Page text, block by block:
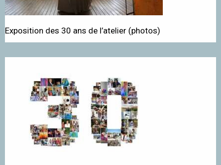
Exposition des 30 ans de l’atelier (photos)